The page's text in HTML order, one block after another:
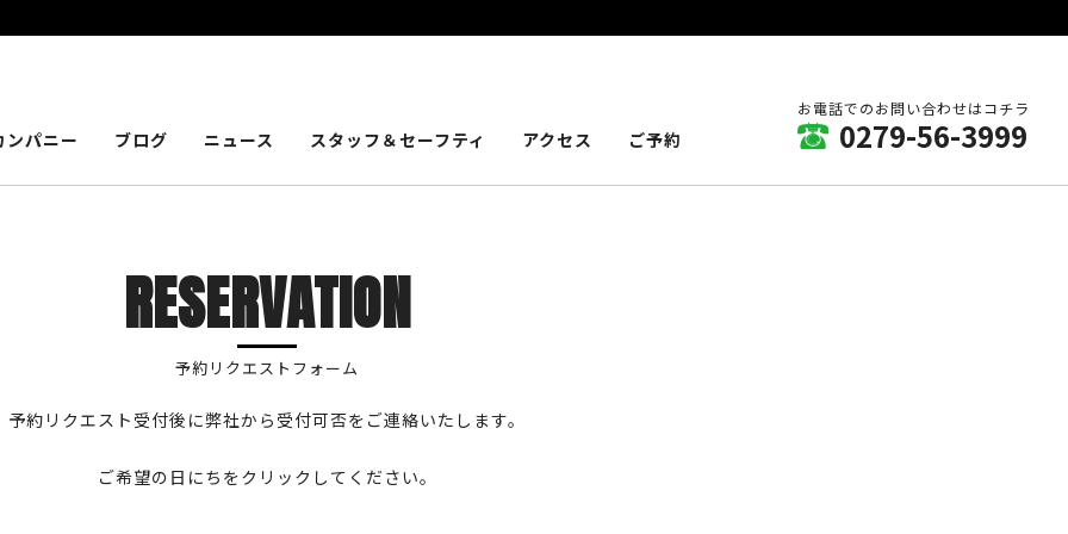
ンパニー ブログ ニュース スタッフ＆セーフティ アクセス ご予約
お電話でのお問い合わせはコチラ
0279-56-3999
RESERVATION
予約リクエストフォーム
予約リクエスト受付後に弊社から受付可否をご連絡いたします。
ご希望の日にちをクリックしてください。